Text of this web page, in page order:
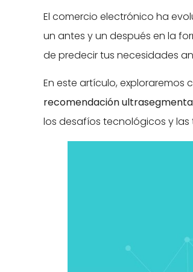
El comercio electrónico ha
un antes y un después en la
de predecir tus necesidades
En este artículo,
recomendación
los desafíos tecnológicos y